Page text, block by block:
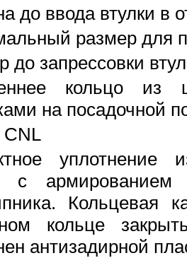
до ввода втулки в
размер для
до запрессовки
кольцо из
на посадочной
CNL
уплотнение
с
Кольцевая
кольце
антизадирной